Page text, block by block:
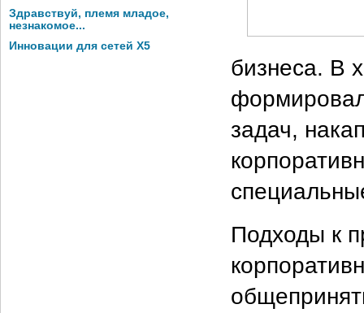
Здравствуй, племя младое,
незнакомое...
Инновации для сетей X5
бизнеса. В
задач,
Подходы к